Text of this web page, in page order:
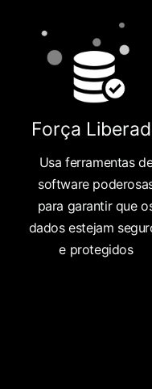
Força
Usa ferramentas
software
para garantir que
dados estejam
e protegidos